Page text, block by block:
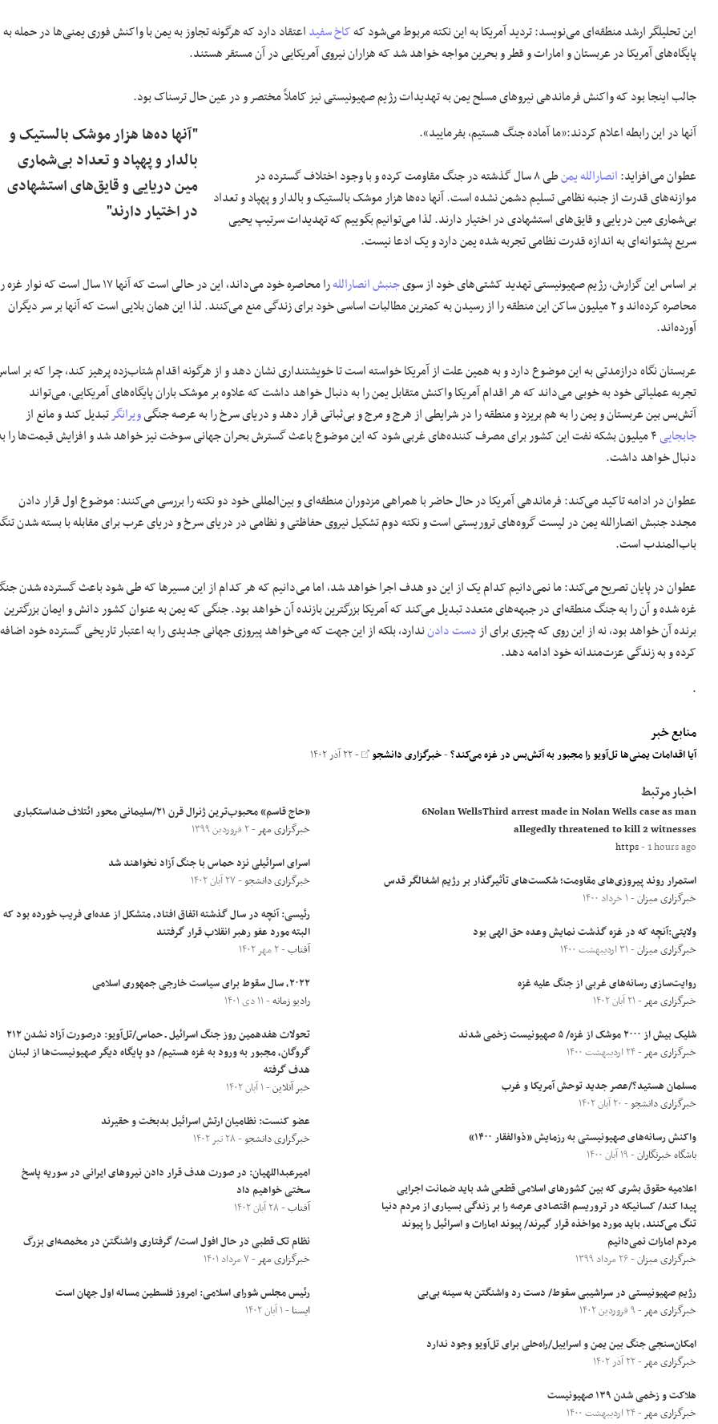
این تحلیلگر ارشد منطقه‌ای می‌نویسد: تردید آمریکا به این نکته مربوط می‌شود کهکاخ سفیداعتقاد دارد که هرگونه تجاوز به یمن با واکنش فوری یمنی‌ها در حمله به
پایگاه‌های آمریکا در عربستان و امارات و قطر و بحرین مواجه خواهد شد که هزاران نیروی آمریکایی در آن مستقر هستند.
جالب اینجا بود که واکنش فرماندهی نیروهای مسلح یمن به تهدیدات رژیم صهیونیستی نیز کاملاً مختصر و در عین حال ترسناک بود.
"آنها ده‌ها هزار موشک بالستیک و
بالدار و پهپاد و تعداد بی‌شماری
مین دریایی و قایق‌های استشهادی
در اختیار دارند"
آنها در این رابطه اعلام کردند:«ما آماده جنگ هستیم، بفرمایید».
عطوان می‌افزاید:انصارالله یمن
طی ۸ سال گذشته در جنگ مقاومت کرده و با وجود اختلاف گسترده در
موازنه‌های قدرت از جنبه نظامی تسلیم دشمن نشده است. آنها ده‌ها هزار موشک بالستیک و بالدار و پهپاد و تعداد
بی‌شماری مین دریایی و قایق‌های استشهادی در اختیار دارند. لذا می‌توانیم بگوییم که تهدیدات سرتیپ یحیی
سریع پشتوانه‌ای به اندازه قدرت نظامی تجربه شده یمن دارد و یک ادعا نیست.
بر اساس این گزارش، رژیم صهیونیستی تهدید کشتی‌های خود از سویجنبش انصارالله
را محاصره خود می‌داند، این در حالی است که آنها ۱۷ سال است که نوار
محاصره کرده‌اند و ۲ میلیون ساکن این منطقه را از رسیدن به کمترین مطالبات اساسی خود برای زندگی منع می‌کنند. لذا این همان بلایی است که آنها بر سر دیگران
آورده‌اند.
عربستان نگاه درازمدتی به این موضوع دارد و به همین علت از آمریکا خواسته است تا خویشتنداری نشان دهد و از هرگونه اقدام شتاب‌زده پرهیز کند، چرا که بر
تجربه عملیاتی خود به خوبی می‌داند که هر اقدام آمریکا واکنش متقابل یمن را به دنبال خواهد داشت که علاوه بر موشک باران پایگاه‌های آمریکایی، می‌تواند
آتش‌بس بین عربستان و یمن را به هم بریزد و منطقه را در شرایطی از هرج و مرج و بی‌ثباتی قرار دهد و دریای سرخ را به عرصه جنگیویرانگرتبدیل کند و مانع از
جابجایی ۴ میلیون بشکه نفت این کشور برای مصرف کننده‌های غربی شود که این موضوع باعث گسترش بحران جهانی سوخت نیز خواهد شد و افزایش قیمت‌ها را
دنبال خواهد داشت.
عطوان در ادامه تاکید می‌کند: فرماندهی آمریکا در حال حاضر با همراهی مزدوران منطقه‌ای و بین‌المللی خود دو نکته را بررسی می‌کنند: موضوع اول قرار دادن
مجدد جنبش انصارالله یمن در لیست گروه‌های تروریستی است و نکته دوم تشکیل نیروی حفاظتی و نظامی در دریای سرخ و دریای عرب برای مقابله با بسته شدن
باب‌المندب است.
عطوان در پایان تصریح می‌کند: ما نمی‌دانیم کدام یک از این دو هدف اجرا خواهد شد، اما می‌دانیم که هر کدام از این مسیرها که طی شود باعث گسترده شدن
غزه شده و آن را به جنگ منطقه‌ای در جبهه‌های متعدد تبدیل می‌کند که آمریکا بزرگترین بازنده آن خواهد بود. جنگی که یمن به عنوان کشور دانش و ایمان بزرگترین
برنده آن خواهد بود، نه از این روی که چیزی برای ازدست دادنندارد، بلکه از این جهت که می‌خواهد پیروزی جهانی جدیدی را به اعتبار تاریخی گسترده خود اضافه
کرده و به زندگی عزت‌مندانه خود ادامه دهد.
.
منابع خبر
آیا اقدامات یمنی‌ها تل‌آویو را مجبور به آتش‌بس در غزه می‌کند؟-خبرگزاری دانشجو - ۲۲ آذر ۱۴۰۲
اخبار مرتبط
6Nolan WellsThird arrest made in Nolan Wells case as man
allegedly threatened to kill 2 witnesses
https- 1 hours ago
استمرار روند پیروزی‌های مقاومت؛ شکست‌های تأثیرگذار بر رژیم اشغالگر قدس
خبرگزاری میزان- ۱ خرداد ۱۴۰۰
ولایتی:آنچه که در غزه گذشت نمایش وعده حق الهی بود
خبرگزاری میزان- ۳۱ اردیبهشت ۱۴۰۰
روایت‌سازی رسانه‌های غربی از جنگ علیه غزه
خبرگزاری مهر- ۲۱ آبان ۱۴۰۲
شلیک بیش از ۲۰۰۰ موشک از غزه/ ۵ صهیونیست زخمی شدند
خبرگزاری مهر- ۲۴ اردیبهشت ۱۴۰۰
مسلمان هستید؟/عصر جدید توحش آمریکا و غرب
خبرگزاری دانشجو- ۲۰ آبان ۱۴۰۲
واکنش رسانه‌های صهیونیستی به رزمایش «ذوالفقار ۱۴۰۰»
باشگاه خبرنگاران- ۱۹ آبان ۱۴۰۰
اعلامیه حقوق بشری که بین کشور‌های اسلامی قطعی شد باید ضمانت اجرایی
پیدا کند/ کسانیکه در تروریسم اقتصادی عرصه را بر زندگی بسیاری از مردم دنیا
تنگ می‌کنند، باید مورد مواخذه قرار گیرند/ پیوند امارات و اسرائیل را پیوند
مردم امارات نمی‌دانیم
خبرگزاری میزان- ۲۶ مرداد ۱۳۹۹
رژیم صهیونیستی در سراشیبی سقوط/ دست رد واشنگتن به سینه بی‌بی
خبرگزاری مهر- ۹ فروردین ۱۴۰۲
امکان‌سنجی جنگ بین یمن و اسراییل/راه‌حلی برای تل‌آویو وجود ندارد
خبرگزاری مهر- ۲۲ آذر ۱۴۰۲
هلاکت و زخمی شدن ۱۳۹ صهیونیست
خبرگزاری مهر- ۲۴ اردیبهشت ۱۴۰۰
«حاج قاسم» محبوب‌ترین ژنرال قرن ۲۱/سلیمانی محور ائتلاف ضداستکباری
خبرگزاری مهر- ۲ فروردین ۱۳۹۹
اسرای اسرائیلی نزد حماس با جنگ آزاد نخواهند شد
خبرگزاری دانشجو- ۲۷ آبان ۱۴۰۲
رئیسی: آنچه در سال گذشته اتفاق افتاد، متشکل از عده‌ای فریب خورده بود که
البته مورد عفو رهبر انقلاب قرار گرفتند
آفتاب- ۲ مهر ۱۴۰۲
۲۰۲۲، سال سقوط برای سیاست خارجی جمهوری اسلامی
رادیو زمانه- ۱۱ دی ۱۴۰۱
تحولات هفدهمین روز جنگ اسرائیل ـ حماس/تل‌آویو: درصورت آزاد نشدن ۲۱۲
گروگان، مجبور به ورود به غزه هستیم/ دو پایگاه دیگر صهیونیست‌ها از لبنان
هدف گرفته
خبر آنلاین- ۱ آبان ۱۴۰۲
عضو کنست: نظامیان ارتش اسرائیل بدبخت و حقیرند
خبرگزاری دانشجو- ۲۸ تیر ۱۴۰۲
امیرعبداللهیان: در صورت هدف قرار دادن نیرو‌های ایرانی در سوریه پاسخ
سختی خواهیم داد
آفتاب- ۲۸ آبان ۱۴۰۲
نظام تک قطبی در حال افول است/ گرفتاری واشنگتن در مخمصه‌ای بزرگ
خبرگزاری مهر- ۷ مرداد ۱۴۰۱
رئیس مجلس شورای اسلامی: امروز فلسطین مساله اول جهان است
ایسنا - ۱ آبان ۱۴۰۲